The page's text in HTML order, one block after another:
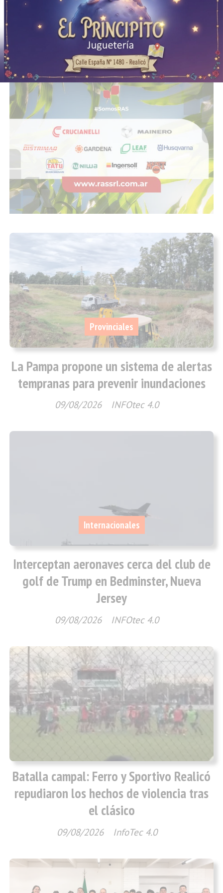
en una calle de San Francisco: investigan
las circunstancias
INFOtec 4.0
30/07/2026
La Pampa propone un sistema de alertas
tempranas para prevenir inundaciones
INFOtec 4.0
Provinciales
09/08/2026
Interceptan aeronaves cerca del club de
golf de Trump en Bedminster, Nueva
Jersey
INFOtec 4.0
Internacionales
09/08/2026
Batalla campal: Ferro y Sportivo Realicó
repudiaron los hechos de violencia tras
el clásico
InfoTec 4.0
09/08/2026